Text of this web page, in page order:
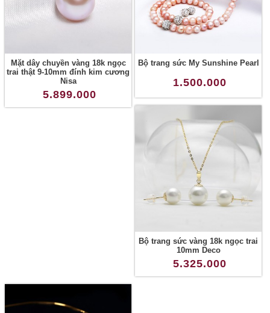
Mặt dây chuyền vàng 18k ngọc
trai thật 9-10mm đính kim cương
Nisa
5.899.000
Bộ trang sức My Sunshine Pearl
1.500.000
Bộ trang sức vàng 18k ngọc trai
10mm Deco
5.325.000